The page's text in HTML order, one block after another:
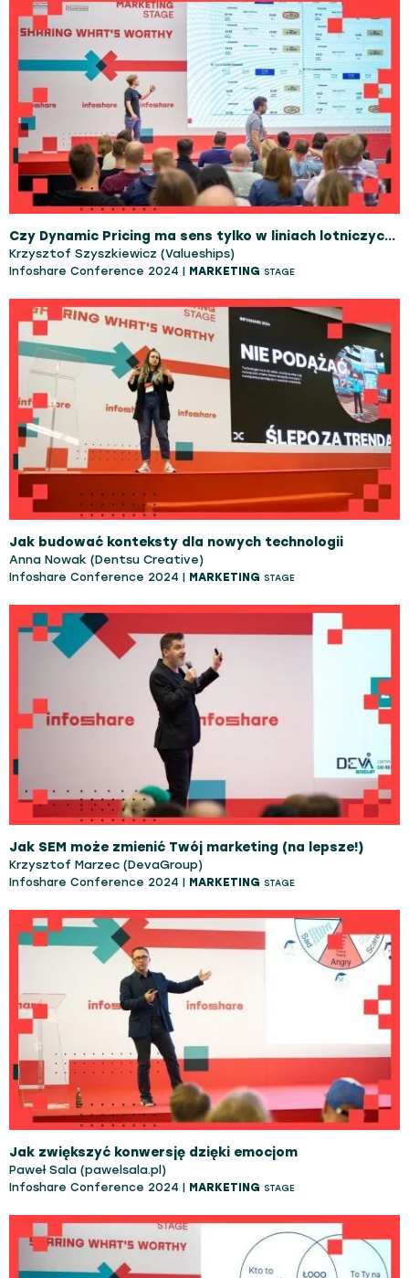
Czy Dynamic Pricing ma sens tylko w liniach lotniczych? Jesteś w błędzie - dowiedz się, jak stworzyć dynamiczną strategię cenową w swoim biznesie!
Krzysztof Szyszkiewicz (Valueships)
Infoshare Conference 2024 | MARKETING STAGE
Jak budować konteksty dla nowych technologii
Anna Nowak (Dentsu Creative)
Infoshare Conference 2024 | MARKETING STAGE
Jak SEM może zmienić Twój marketing (na lepsze!)
Krzysztof Marzec (DevaGroup)
Infoshare Conference 2024 | MARKETING STAGE
Jak zwiększyć konwersję dzięki emocjom
Paweł Sala (pawelsala.pl)
Infoshare Conference 2024 | MARKETING STAGE